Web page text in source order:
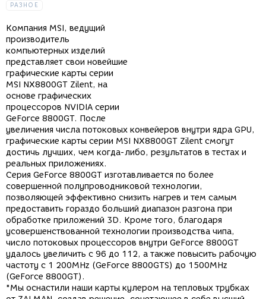
РАЗНОЕ
Компания MSI, ведущий
производитель
компьютерных изделий
представляет свои новейшие
графические карты серии
MSI NX8800GT Zilent, на
основе графических
процессоров NVIDIA серии
GeForce 8800GT. После
увеличения числа потоковых конвейеров внутри ядра GPU,
графические карты серии MSI NX8800GT Zilent смогут
достичь лучших, чем когда-либо, результатов в тестах и
реальных приложениях.
Серия GeForce 8800GT изготавливается по более
совершенной полупроводниковой технологии,
позволяющей эффективно снизить нагрев и тем самым
предоставить гораздо больший диапазон разгона при
обработке приложений 3D. Кроме того, благодаря
усовершенствованной технологии производства чипа,
число потоковых процессоров внутри GeForce 8800GT
удалось увеличить с 96 до 112, а также повысить рабочую
частоту с 1 200MHz (GeForce 8800GTS) до 1500MHz
(GeForce 8800GT).
"Мы оснастили наши карты кулером на тепловых трубках